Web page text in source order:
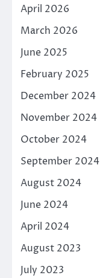
April 2026
March 2026
June 2025
February 2025
December 2024
November 2024
October 2024
September 2024
August 2024
June 2024
April 2024
August 2023
July 2023